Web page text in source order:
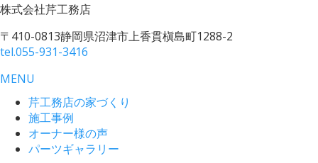
株式会社芹工務店
〒410-0813静岡県沼津市上香貫槇島町1288-2
tel.055-931-3416
MENU
芹工務店の家づくり
施工事例
オーナー様の声
パーツギャラリー